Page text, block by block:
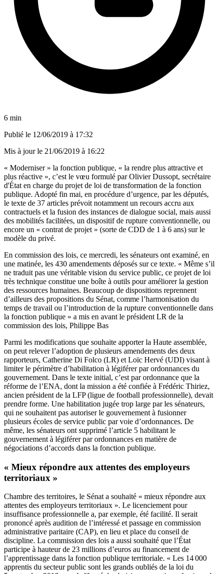
6 min
Publié le 12/06/2019 à 17:32
Mis à jour le 21/06/2019 à 16:22
« Moderniser » la fonction publique, « la rendre plus attractive et
plus réactive », c’est le vœu formulé par Olivier Dussopt, secrétaire
d'État en charge du projet de loi de transformation de la fonction
publique. Adopté fin mai, en procédure d’urgence, par les députés,
le texte de 37 articles prévoit notamment un recours accru aux
contractuels et la fusion des instances de dialogue social, mais aussi
des mobilités facilitées, un dispositif de rupture conventionnelle, ou
encore un « contrat de projet » (sorte de CDD de 1 à 6 ans) sur le
modèle du privé.
En commission des lois, ce mercredi, les sénateurs ont examiné, en
une matinée, les 430 amendements déposés sur ce texte. « Même s’il
ne traduit pas une véritable vision du service public, ce projet de loi
très technique constitue une boîte à outils pour améliorer la gestion
des ressources humaines. Beaucoup de dispositions reprennent
d’ailleurs des propositions du Sénat, comme l’harmonisation du
temps de travail ou l’introduction de la rupture conventionnelle dans
la fonction publique » a mis en avant le président LR de la
commission des lois, Philippe Bas
Parmi les modifications que souhaite apporter la Haute assemblée,
on peut relever l’adoption de plusieurs amendements des deux
rapporteurs, Catherine Di Folco (LR) et Loïc Hervé (UDI) visant à
limiter le périmètre d’habilitation à légiférer par ordonnances du
gouvernement. Dans le texte initial, c’est par ordonnance que la
réforme de l’ENA, dont la mission a été confiée à Frédéric Thiriez,
ancien président de la LFP (ligue de football professionnelle), devait
prendre forme. Une habilitation jugée trop large par les sénateurs,
qui ne souhaitent pas autoriser le gouvernement à fusionner
plusieurs écoles de service public par voie d’ordonnances. De
même, les sénateurs ont supprimé l’article 5 habilitant le
gouvernement à légiférer par ordonnances en matière de
négociations d’accords dans la fonction publique.
« Mieux répondre aux attentes des employeurs
territoriaux »
Chambre des territoires, le Sénat a souhaité « mieux répondre aux
attentes des employeurs territoriaux ». Le licenciement pour
insuffisance professionnelle a, par exemple, été facilité. Il serait
prononcé après audition de l’intéressé et passage en commission
administrative paritaire (CAP), en lieu et place du conseil de
discipline. La commission des lois a aussi souhaité que l’État
participe à hauteur de 23 millions d’euros au financement de
l’apprentissage dans la fonction publique territoriale. « Les 14 000
apprentis du secteur public sont les grands oubliés de la loi du